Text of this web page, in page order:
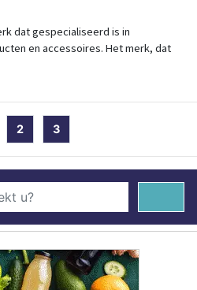
dat gespecialiseerd is in
en accessoires. Het merk, dat
2 3